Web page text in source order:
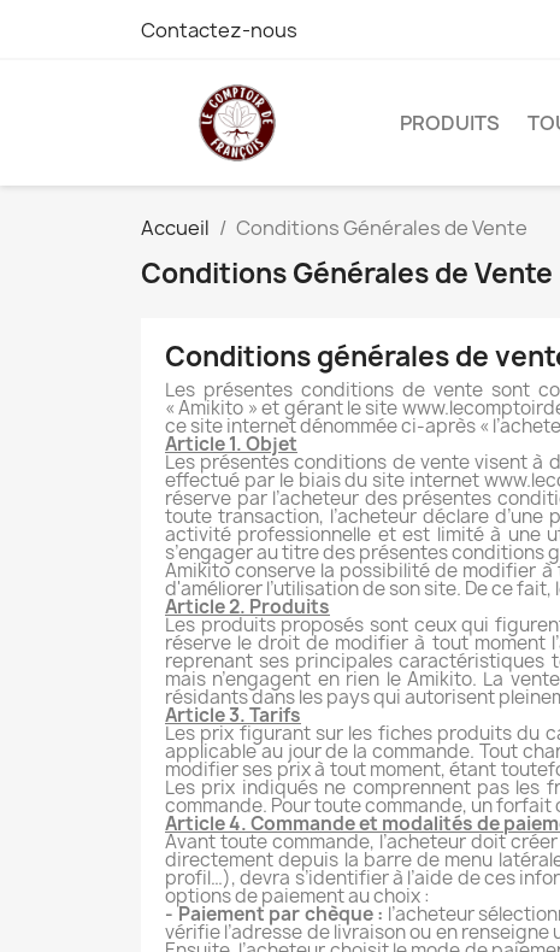
Contactez-nous
PRODUITS
Accueil Conditions Générales de Vente
Conditions Générales de Vente
Conditions générales de
Les présentes conditions de vente sont
« Amikito » et gérant le site
ce site internet dénommée ci-après «
Article 1. Objet
Les présentes conditions de vente visent à
effectué par le biais du site internet
réserve par l’acheteur des présentes
toute transaction, l’acheteur déclare
activité professionnelle et est limité à une
s’engager au titre des présentes conditions
Amikito conserve la possibilité de modifier
d'améliorer l’utilisation de son site. De ce
Article 2. Produits
Les produits proposés sont ceux qui
réserve le droit de modifier à tout moment
reprenant ses principales caractéristiques
mais n’engagent en rien le Amikito. La
résidants dans les pays qui autorisent
Article 3. Tarifs
Les prix figurant sur les fiches produits du
applicable au jour de la commande. Tout
modifier ses prix à tout moment, étant
Les prix indiqués ne comprennent pas les
commande. Pour toute commande, un
Article 4. Commande et modalités de
Avant toute commande, l’acheteur doit
directement depuis la barre de menu
profil…), devra s’identifier à l’aide de ces
options de paiement au choix :
- Paiement par chèque : l’acheteur
vérifie l’adresse de livraison ou en